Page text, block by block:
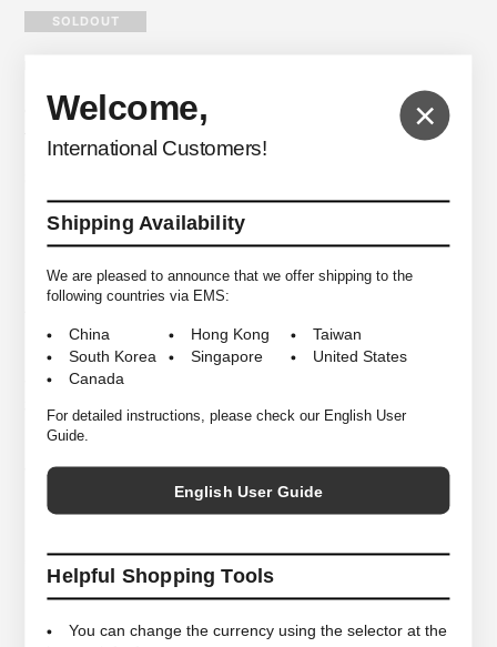
×
Welcome,
International Customers!
Shipping Availability
We are pleased to announce that we offer shipping to the
following countries via EMS:
China Hong Kong
Taiwan
South Korea
Singapore
United States
Canada
For detailed instructions, please check our English User
Guide.
English User Guide
Helpful Shopping Tools
You can change the currency using the selector at the
SOLDOUT
T/C Twill Standard Easy Trousers
当店と＜NEAT＞で協業して取り組んでいる＜NEAT TECH＞が久々のリリ
NEAT TECH＞のデビュー作で採用していた”T/C Twill”を約4年振りに復刻
しました。表面はタフなポリエステル、裏は肌当たりの良いコットンタッ
チな二重織りストレッチ素材を使用しており、穿き心地の良さは勿論、吸
TECH>ならではのディテールも健在です。
その為ご注文後でも売り違いにより在庫がない場合がございますので予め